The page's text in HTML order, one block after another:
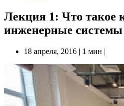
Лекция 1: Что такое
инженерные системы
18 апреля, 2016 | 1 мин |